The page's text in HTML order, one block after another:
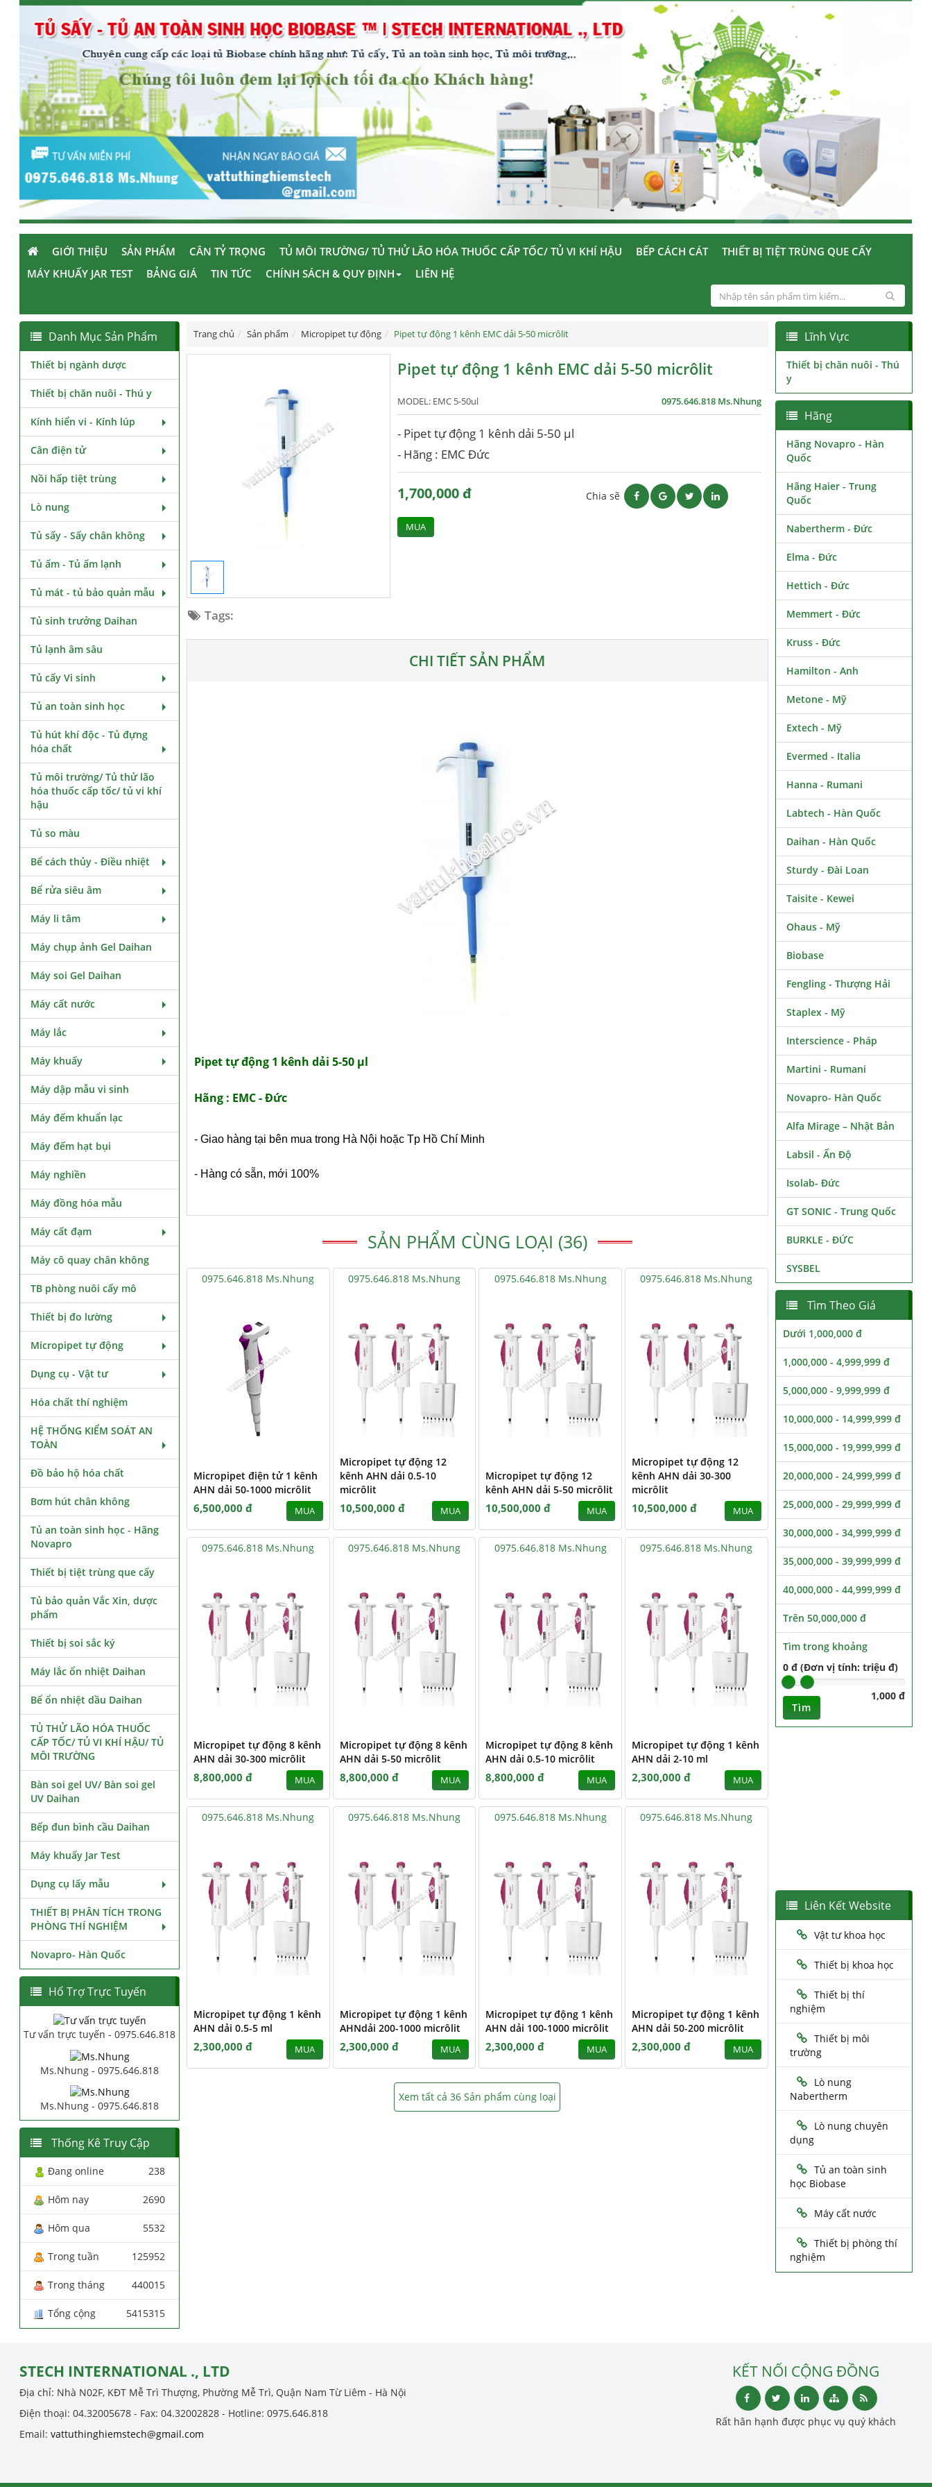
GIỚI THIỆU SẢN PHẨM CÂN TỶ TRỌNG TỦ MÔI TRƯỜNG/ TỦ THỬ LÃO HÓA THUỐC CẤP TỐC/ TỦ VI KHÍ HẬU BẾP CÁCH CÁT
THIẾT BỊ TIỆT TRÙNG QUE CẤY
MÁY KHUẤY JAR TEST
BẢNG GIÁ TIN TỨC CHÍNH SÁCH & QUY ĐỊNH LIÊN HỆ
Trang chủ Sản phẩm Micropipet tự động Pipet tự động 1 kênh EMC dải 5-50 micrôlit
Pipet tự động 1 kênh EMC dải 5-50 micrôlit
MODEL: EMC 5-50ul 0975.646.818 Ms.Nhung
- Pipet tự động 1 kênh dải 5-50 μl
- Hãng : EMC Đức
1,700,000 đ
MUA
Chia sẽ
Tags:
CHI TIẾT SẢN PHẨM
Pipet tự động 1 kênh dải 5-50 μl
Hãng : EMC - Đức
- Giao hàng tại bên mua trong Hà Nội hoặc Tp Hồ Chí Minh
- Hàng có sẵn, mới 100%
SẢN PHẨM CÙNG LOẠI (36)
0975.646.818 Ms.Nhung
Micropipet điện tử 1 kênh
AHN dải 50-1000 micrôlit
6,500,000 đ MUA
0975.646.818 Ms.Nhung
Micropipet tự động 12
kênh AHN dải 0.5-10
micrôlit
10,500,000 đ MUA
0975.646.818 Ms.Nhung
Micropipet tự động 12
kênh AHN dải 5-50 micrôlit
10,500,000 đ MUA
0975.646.818 Ms.Nhung
Micropipet tự động 12
kênh AHN dải 30-300
micrôlit
10,500,000 đ MUA
0975.646.818 Ms.Nhung
Micropipet tự động 8 kênh
AHN dải 30-300 micrôlit
8,800,000 đ MUA
0975.646.818 Ms.Nhung
Micropipet tự động 8 kênh
AHN dải 5-50 micrôlit
8,800,000 đ MUA
0975.646.818 Ms.Nhung
Micropipet tự động 8 kênh
AHN dải 0.5-10 micrôlit
8,800,000 đ MUA
0975.646.818 Ms.Nhung
Micropipet tự động 1 kênh
AHN dải 2-10 ml
2,300,000 đ MUA
0975.646.818 Ms.Nhung
Micropipet tự động 1 kênh
AHN dải 0.5-5 ml
2,300,000 đ MUA
0975.646.818 Ms.Nhung
Micropipet tự động 1 kênh
AHNdải 200-1000 micrôlit
2,300,000 đ MUA
0975.646.818 Ms.Nhung
Micropipet tự động 1 kênh
AHN dải 100-1000 micrôlit
2,300,000 đ MUA
0975.646.818 Ms.Nhung
Micropipet tự động 1 kênh
AHN dải 50-200 micrôlit
2,300,000 đ MUA
Xem tất cả 36 Sản phẩm cùng loại
Danh Mục Sản Phẩm
Thiết bị ngành dược
Thiết bị chăn nuôi - Thú y
Kính hiển vi - Kính lúp
Cân điện tử
Nồi hấp tiệt trùng
Lò nung
Tủ sấy - Sấy chân không
Tủ ấm - Tủ ấm lạnh
Tủ mát - tủ bảo quản mẫu
Tủ sinh trưởng Daihan
Tủ lạnh âm sâu
Tủ cấy Vi sinh
Tủ an toàn sinh học
Tủ hút khí độc - Tủ đựng
hóa chất
Tủ môi trường/ Tủ thử lão
hóa thuốc cấp tốc/ tủ vi khí
hậu
Tủ so màu
Bể cách thủy - Điều nhiệt
Bể rửa siêu âm
Máy li tâm
Máy chụp ảnh Gel Daihan
Máy soi Gel Daihan
Máy cất nước
Máy lắc
Máy khuấy
Máy dập mẫu vi sinh
Máy đếm khuẩn lạc
Máy đếm hạt bụi
Máy nghiền
Máy đồng hóa mẫu
Máy cất đạm
Máy cô quay chân không
TB phòng nuôi cấy mô
Thiết bị đo lường
Micropipet tự động
Dụng cụ - Vật tư
Hóa chất thí nghiệm
HỆ THỐNG KIỂM SOÁT AN
TOÀN
Đồ bảo hộ hóa chất
Bơm hút chân không
Tủ an toàn sinh học - Hãng
Novapro
Thiết bị tiệt trùng que cấy
Tủ bảo quản Vắc Xin, dược
phẩm
Thiết bị soi sắc ký
Máy lắc ổn nhiệt Daihan
Bể ổn nhiệt dầu Daihan
TỦ THỬ LÃO HÓA THUỐC
CẤP TỐC/ TỦ VI KHÍ HẬU/ TỦ
MÔI TRƯỜNG
Bàn soi gel UV/ Bàn soi gel
UV Daihan
Bếp đun bình cầu Daihan
Máy khuấy Jar Test
Dụng cụ lấy mẫu
THIẾT BỊ PHÂN TÍCH TRONG
PHÒNG THÍ NGHIỆM
Novapro- Hàn Quốc
Hổ Trợ Trực Tuyến
Tư vấn trực tuyến - 0975.646.818
Ms.Nhung - 0975.646.818
Ms.Nhung - 0975.646.818
Thống Kê Truy Cập
Đang online 238
Hôm nay 2690
Hôm qua 5532
Trong tuần 125952
Trong tháng 440015
Tổng cộng 5415315
Lĩnh Vực
Thiết bị chăn nuôi - Thú
y
Hãng
Hãng Novapro - Hàn
Quốc
Hãng Haier - Trung
Quốc
Nabertherm - Đức
Elma - Đức
Hettich - Đức
Memmert - Đức
Kruss - Đức
Hamilton - Anh
Metone - Mỹ
Extech - Mỹ
Evermed - Italia
Hanna - Rumani
Labtech - Hàn Quốc
Daihan - Hàn Quốc
Sturdy - Đài Loan
Taisite - Kewei
Ohaus - Mỹ
Biobase
Fengling - Thượng Hải
Staplex - Mỹ
Interscience - Pháp
Martini - Rumani
Novapro- Hàn Quốc
Alfa Mirage – Nhật Bản
Labsil - Ấn Độ
Isolab- Đức
GT SONIC - Trung Quốc
BURKLE - ĐỨC
SYSBEL
Tìm Theo Giá
Dưới 1,000,000 đ
1,000,000 - 4,999,999 đ
5,000,000 - 9,999,999 đ
10,000,000 - 14,999,999 đ
15,000,000 - 19,999,999 đ
20,000,000 - 24,999,999 đ
25,000,000 - 29,999,999 đ
30,000,000 - 34,999,999 đ
35,000,000 - 39,999,999 đ
40,000,000 - 44,999,999 đ
Trên 50,000,000 đ
Tìm trong khoảng
0 đ (Đơn vị tính: triệu đ)
1,000 đ
Tìm
Liên Kết Website
Vật tư khoa học
Thiết bị khoa học
Thiết bị thí
nghiệm
Thiết bị môi
trường
Lò nung
Nabertherm
Lò nung chuyên
dụng
Tủ an toàn sinh
học Biobase
Máy cất nước
Thiết bị phòng thí
nghiệm
STECH INTERNATIONAL ., LTD
Địa chỉ: Nhà N02F, KĐT Mễ Trì Thượng, Phường Mễ Trì, Quận Nam Từ Liêm - Hà Nội
Điện thoại: 04.32005678 - Fax: 04.32002828 - Hotline: 0975.646.818
Email:vattuthinghiemstech@gmail.com
KẾT NỐI CỘNG ĐỒNG
Rất hân hạnh được phục vụ quý khách